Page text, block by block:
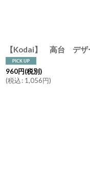
960円(税別)
(税込: 1,056円)